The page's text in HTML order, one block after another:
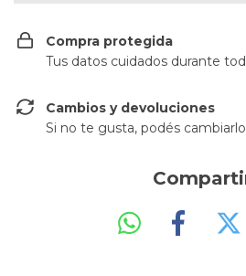
Compra protegida
Tus datos cuidados durante
Cambios y devoluciones
Si no te gusta, podés